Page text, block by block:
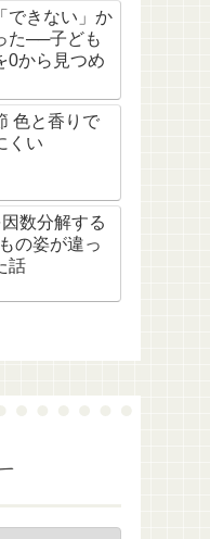
できない」か
た──子ども
0から見つめ
色と香りで
くい
因数分解する
の姿が違っ
話